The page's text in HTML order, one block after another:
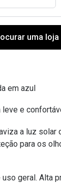
uma loja
em azul
leve e
a luz solar
para os
geral. Alta